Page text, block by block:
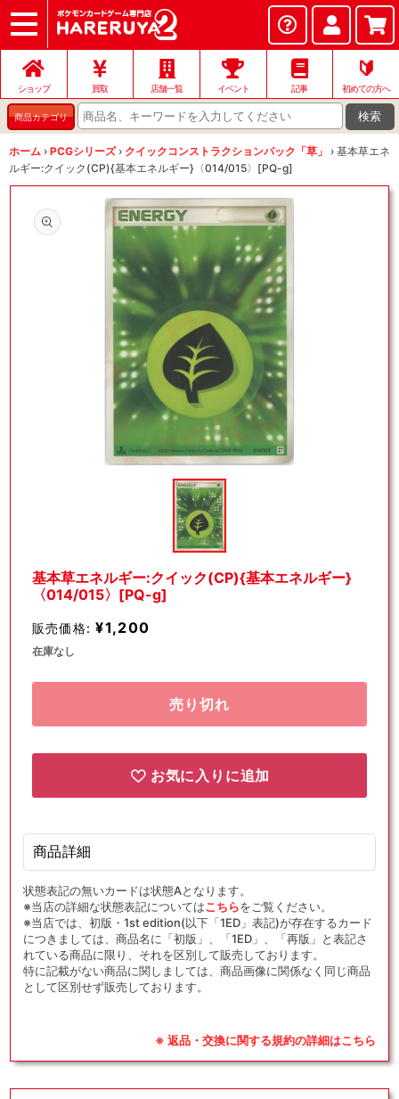
ショップ
店頭買取
ネット買取
店舗一覧
イベント
お問い合わせ
ショップ 買取 店舗一覧 イベント 記事
🔰
初めての方へ
商品カテゴリ 検索
ホーム › PCGシリーズ › クイックコンストラクションパック「草」 › 基本草エネ
ルギー:クイック(CP){基本エネルギー}〈014/015〉[PQ-g]
デ
ィ
を
開
基本草エネルギー:クイック(CP){基本エネルギー}
〈014/015〉[PQ-g]
販売価格: ¥1,200
在庫なし
売り切れ
お気に入りに追加
商品詳細
状態表記の無いカードは状態Aとなります。
※当店の詳細な状態表記についてはこちらをご覧ください。
※当店では、初版・1st edition(以下「1ED」表記)が存在するカード
につきましては、商品名に「初版」、「1ED」、「再版」と表記さ
れている商品に限り、それを区別して販売しております。
特に記載がない商品に関しましては、商品画像に関係なく同じ商品
として区別せず販売しております。
※ 返品・交換に関する規約の詳細はこちら